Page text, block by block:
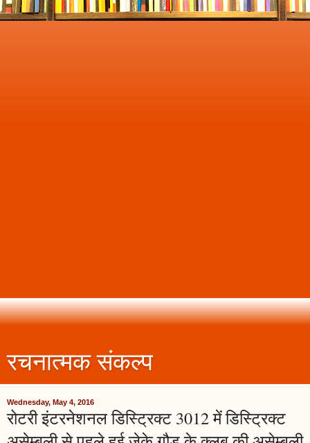
रचनात्मक संकल्प
Wednesday, May 4, 2016
रोटरी इंटरनेशनल डिस्ट्रिक्ट 3012 में डिस्ट्रिक्ट